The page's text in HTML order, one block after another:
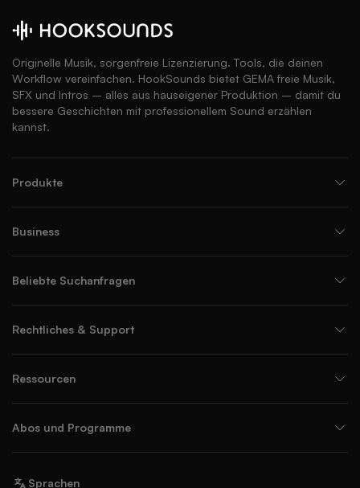
Originelle Musik, sorgenfreie Lizenzierung. Tools, die deinen
Workflow vereinfachen. HookSounds bietet GEMA freie Musik,
SFX und Intros – alles aus hauseigener Produktion – damit du
bessere Geschichten mit professionellem Sound erzählen
kannst.
Produkte
Business
Beliebte Suchanfragen
Rechtliches & Support
Ressourcen
Abos und Programme
Sprachen